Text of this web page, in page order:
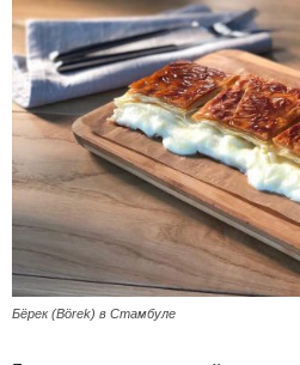
Бёрек (Börek) в Стамбуле